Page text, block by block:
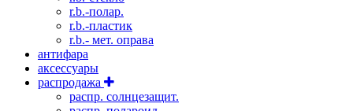
r.b.-полар.
r.b.-пластик
r.b.- мет. оправа
антифара
аксессуары
распродажа
распр. солнцезащит.